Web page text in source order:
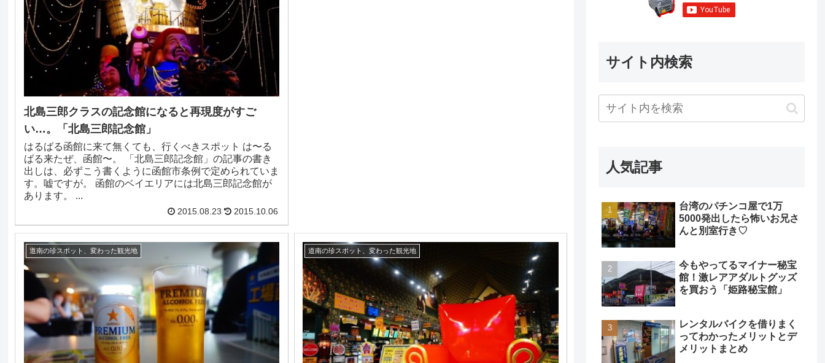
北島三郎クラスの記念館になると再現度がすご
い…。「北島三郎記念館」
はるばる函館に来て無くても、行くべきスポット は〜る
ばる来たぜ、函館〜。 「北島三郎記念館」の記事の書き
出しは、必ずこう書くように函館市条例で定められていま
す。嘘ですが。 函館のベイエリアには北島三郎記念館が
あります。 ...
2015.08.23 2015.10.06
道南の珍スポット、変わった観光地 道南の珍スポット、変わった観光地
サイト内検索
人気記事
台湾のパチンコ屋で1万
5000発出したら怖いお兄さ
んと別室行き♡
今もやってるマイナー秘宝
館！激レアアダルトグッズ
を買おう「姫路秘宝館」
レンタルバイクを借りまく
ってわかったメリットとデ
メリットまとめ